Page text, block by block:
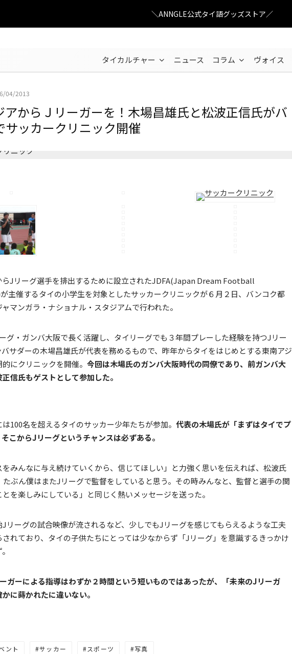
＼ANNGLE公式タイ語グッズストア／
タイカルチャー ニュース コラム ヴォイス
04/2013
アからＪリーガーを！木場昌雄氏と松波正信氏がバ
サッカークリニック開催
らJリーグ選手を排出するために設立されたJDFA(Japan Dream Football
主催するタイの小学生を対象としたサッカークリニックが６月２日、バンコク都
マンガラ・ナショナル・スタジアムで行われた。
グ・ガンバ大阪で長く活躍し、タイリーグでも３年間プレーした経験を持つJリー
サダーの木場昌雄氏が代表を務めるもので、昨年からタイをはじめとする東南アジ
にクリニックを開催。 今回は木場氏のガンバ大阪時代の同僚であり、前ガンバ大
信氏もゲストとして参加した。
100名を超えるタイのサッカー少年たちが参加。 代表の木場氏が「まずはタイでプ
こからJリーグというチャンスは必ずある。
をみんなに与え続けていくから、信じてほしい」と力強く思いを伝えれば、松波氏
たぶん僕はまたJリーグで監督をしていると思う。その時みんなと、監督と選手の関
を楽しみにしている」と同じく熱いメッセージを送った。
Jリーグの試合映像が流されるなど、少しでもJリーグを感じてもらえるような工夫
れており、タイの子供たちにとっては少なからず「Jリーグ」を意識するきっかけ
ガーによる指導はわずか２時間という短いものではあったが、「未来のJリーガ
に蒔かれたに違いない。
ント サッカー スポーツ 写真